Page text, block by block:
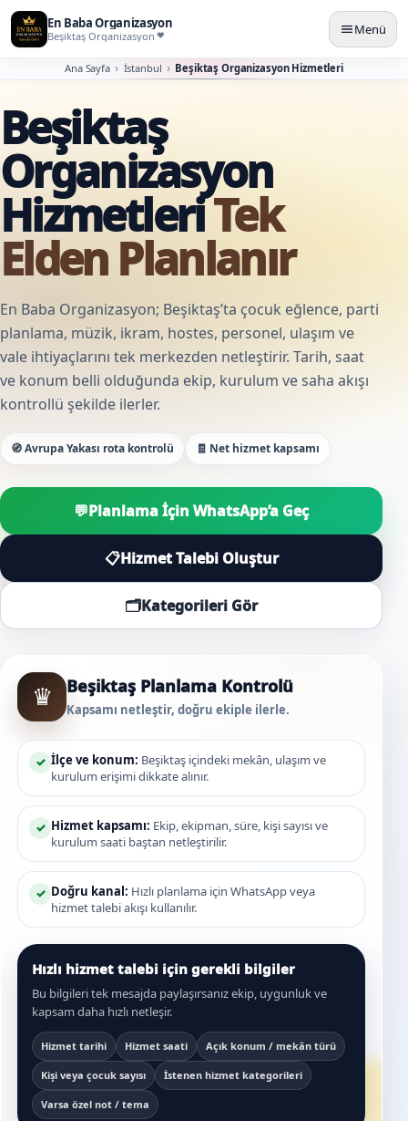
En Baba Organizasyon
Beşiktaş Organizasyon Menü
Ana Sayfa İstanbul Beşiktaş Organizasyon Hizmetleri
Beşiktaş
Organizasyon
HizmetleriTek
Elden Planlanır
En Baba Organizasyon; Beşiktaş’ta çocuk eğlence, parti
planlama, müzik, ikram, hostes, personel, ulaşım ve
vale ihtiyaçlarını tek merkezden netleştirir. Tarih, saat
ve konum belli olduğunda ekip, kurulum ve saha akışı
kontrollü şekilde ilerler.
🧭 Avrupa Yakası rota kontrolü 🧾 Net hizmet kapsamı
💬Planlama İçin WhatsApp’a Geç
📋Hizmet Talebi Oluştur
🗂️Kategorileri Gör
♛ Beşiktaş Planlama Kontrolü
Kapsamı netleştir, doğru ekiple ilerle.
✓ İlçe ve konum: Beşiktaş içindeki mekân, ulaşım ve
kurulum erişimi dikkate alınır.
✓ Hizmet kapsamı: Ekip, ekipman, süre, kişi sayısı ve
kurulum saati baştan netleştirilir.
✓ Doğru kanal: Hızlı planlama için WhatsApp veya
hizmet talebi akışı kullanılır.
Hızlı hizmet talebi için gerekli bilgiler
Bu bilgileri tek mesajda paylaşırsanız ekip, uygunluk ve
kapsam daha hızlı netleşir.
Hizmet tarihi Hizmet saati Açık konum / mekân türü
Kişi veya çocuk sayısı İstenen hizmet kategorileri
Varsa özel not / tema